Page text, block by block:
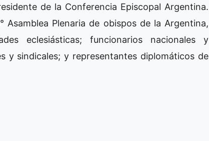
de la Conferencia Episcopal Argentina.
Asamblea Plenaria de obispos de la Argentina,
eclesiásticas; funcionarios nacionales y
y sindicales; y representantes diplomáticos de